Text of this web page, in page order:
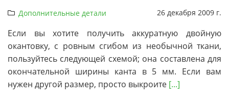
Дополнительные детали 26 декабря 2009 г.
Если вы хотите получить аккуратную двойную
окантовку, с ровным сгибом из необычной ткани,
пользуйтесь следующей схемой; она составлена для
окончательной ширины канта в 5 мм. Если вам
нужен другой размер, просто выкроите [...]